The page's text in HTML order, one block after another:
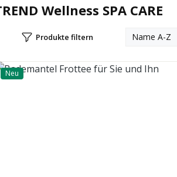
Wellness SPA CARE
Produkte filtern
Neu